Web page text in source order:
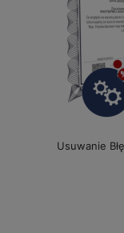
Usuwanie